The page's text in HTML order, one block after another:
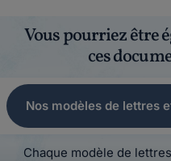
Vous pourriez être
ces
Nos modèles de lettres
Chaque modèle de